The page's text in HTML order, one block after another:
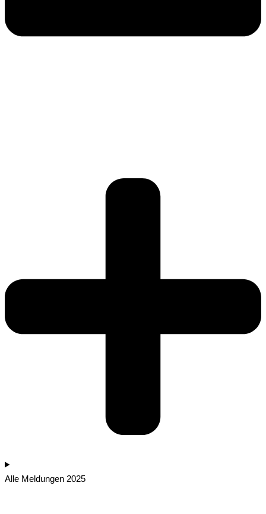
Alle Meldungen 2025